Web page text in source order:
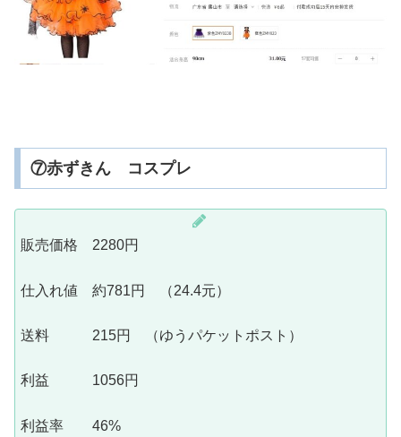
⑦赤ずきん コスプレ
販売価格 2280円
仕入れ値 約781円 （24.4元）
送料 215円 （ゆうパケットポスト）
利益 1056円
利益率 46%